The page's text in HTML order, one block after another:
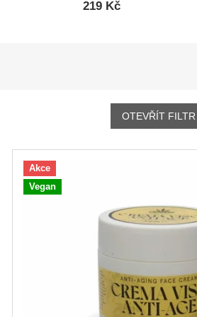
219 Kč
OTEVŘÍT FILTR
Akce
Vegan